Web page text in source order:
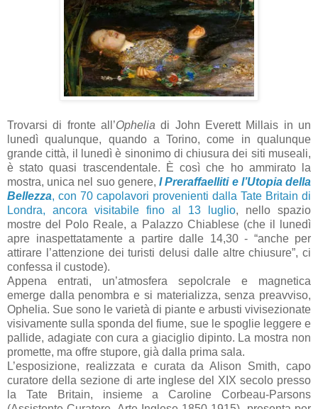
Trovarsi di fronte all’Ophelia di John Everett Millais in un
lunedì qualunque, quando a Torino, come in qualunque
grande città, il lunedì è sinonimo di chiusura dei siti museali,
è stato quasi trascendentale. È così che ho ammirato la
mostra, unica nel suo genere,I Preraffaelliti e l’Utopia della
Bellezza, con 70 capolavori provenienti dalla Tate Britain di
Londra, ancora visitabile fino al 13 luglio, nello spazio
mostre del Polo Reale, a Palazzo Chiablese (che il lunedì
apre inaspettatamente a partire dalle 14,30 - “anche per
attirare l’attenzione dei turisti delusi dalle altre chiusure”, ci
confessa il custode).
Appena entrati, un’atmosfera sepolcrale e magnetica
emerge dalla penombra e si materializza, senza preavviso,
Ophelia. Sue sono le varietà di piante e arbusti vivisezionate
visivamente sulla sponda del fiume, sue le spoglie leggere e
pallide, adagiate con cura a giaciglio dipinto. La mostra non
promette, ma offre stupore, già dalla prima sala.
L’esposizione, realizzata e curata da Alison Smith, capo
curatore della sezione di arte inglese del XIX secolo presso
la Tate Britain, insieme a Caroline Corbeau-Parsons